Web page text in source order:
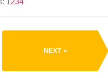
1234
NEXT